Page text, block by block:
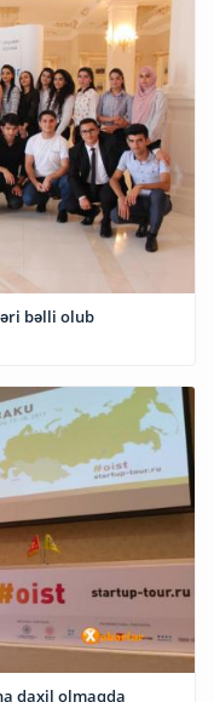
bəlli olub
daxil olmaqda